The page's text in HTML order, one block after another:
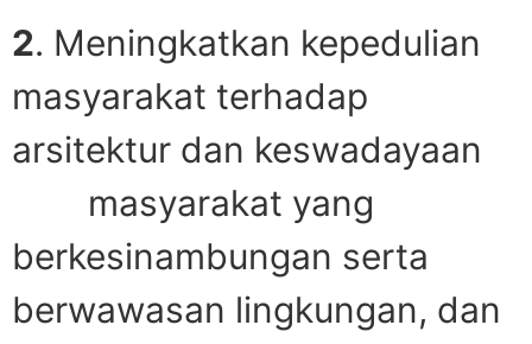
2. Meningkatkan kepedulian
masyarakat terhadap
arsitektur dan keswadayaan
masyarakat yang
berkesinambungan serta
berwawasan lingkungan, dan